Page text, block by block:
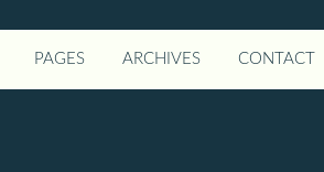
PAGES ARCHIVES CONTACT